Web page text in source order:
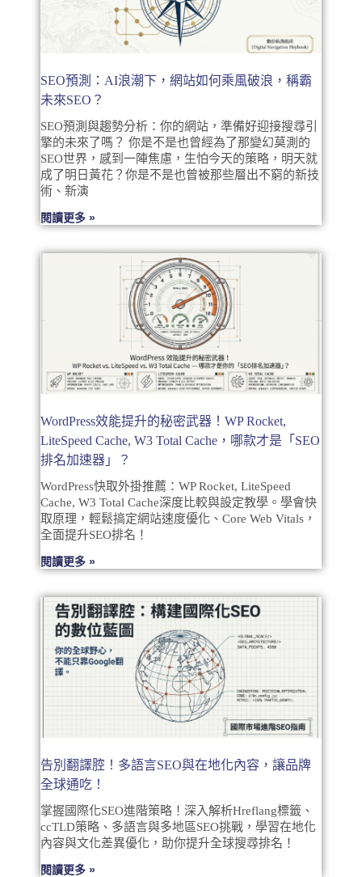
SEO預測：AI浪潮下，網站如何乘風破浪，稱霸
未來SEO？
SEO預測與趨勢分析：你的網站，準備好迎接搜尋引
擎的未來了嗎？ 你是不是也曾經為了那變幻莫測的
SEO世界，感到一陣焦慮，生怕今天的策略，明天就
成了明日黃花？你是不是也曾被那些層出不窮的新技
術、新演
閱讀更多 »
WordPress效能提升的秘密武器！WP Rocket,
LiteSpeed Cache, W3 Total Cache，哪款才是「SEO
排名加速器」？
WordPress快取外掛推薦：WP Rocket, LiteSpeed
Cache, W3 Total Cache深度比較與設定教學。學會快
取原理，輕鬆搞定網站速度優化、Core Web Vitals，
全面提升SEO排名！
閱讀更多 »
告別翻譯腔！多語言SEO與在地化內容，讓品牌
全球通吃！
掌握國際化SEO進階策略！深入解析Hreflang標籤、
ccTLD策略、多語言與多地區SEO挑戰，學習在地化
內容與文化差異優化，助你提升全球搜尋排名！
閱讀更多 »